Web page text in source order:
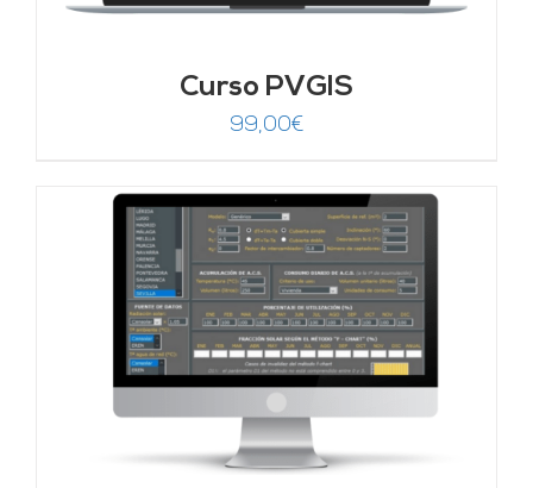
Curso PVGIS
99,00€